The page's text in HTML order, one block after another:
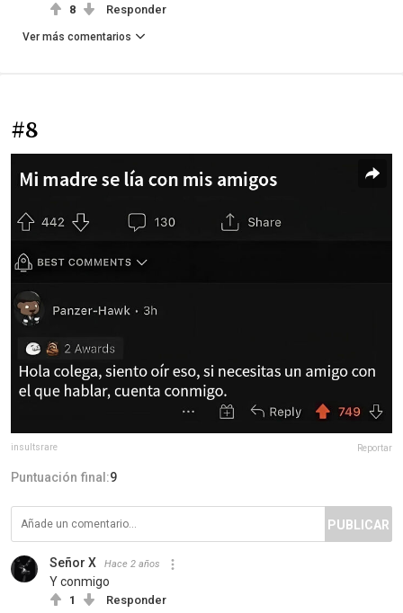
8 Responder
Ver más comentarios
#8
insultsrare Reportar
Puntuación final:9
PUBLICAR
Señor X Hace 2 años
Y conmigo
1 Responder